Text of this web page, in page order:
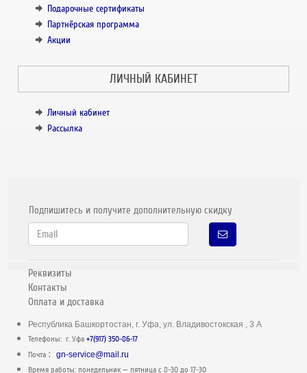
Подарочные сертификаты
Партнёрская программа
Акции
ЛИЧНЫЙ КАБИНЕТ
Личный кабинет
Рассылка
Подпишитесь и получите дополнительную скидку
Реквизиты
Контакты
Оплата и доставка
Республика Башкортостан, г. Уфа, ул. Владивостокская , 3 А
Телефоны: г. Уфа+7(917) 350-86-17
Почта :gn-service@mail.ru
Время работы: понедельник — пятница c 8-30 до 17-30